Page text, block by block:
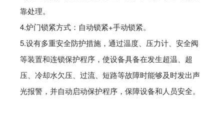
靠处理。
4.炉门锁紧方式：自动锁紧+手动锁紧。
5.设有多重安全防护措施，通过温度、压力计、安全阀
等装置和连锁保护程序，使设备具备在发生超温、超
压、冷却水欠压、过流、短路等故障时能够及时发出声
光报警，并自动启动保护程序，保障设备和人员安全。